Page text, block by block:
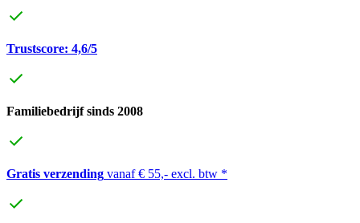
Trustscore: 4,6/5
Familiebedrijf sinds 2008
Gratis verzending vanaf € 55,- excl. btw *